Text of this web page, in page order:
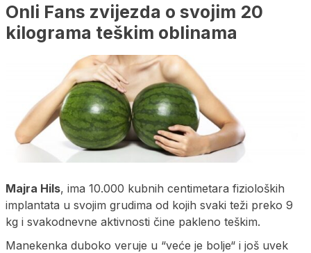
Onli Fans zvijezda o svojim 20
kilograma teškim oblinama
Majra Hils, ima 10.000 kubnih centimetara fizioloških
implantata u svojim grudima od kojih svaki teži preko 9
kg i svakodnevne aktivnosti čine pakleno teškim.
Manekenka duboko veruje u “veće je bolje“ i još uvek